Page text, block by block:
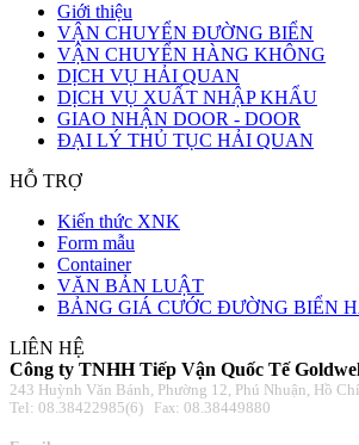
Giới thiệu
VẬN CHUYỂN ĐƯỜNG BIỂN
VẬN CHUYỂN HÀNG KHÔNG
DỊCH VỤ HẢI QUAN
DỊCH VỤ XUẤT NHẬP KHẨU
GIAO NHẬN DOOR - DOOR
ĐẠI LÝ THỦ TỤC HẢI QUAN
HỖ TRỢ
Kiến thức XNK
Form mẫu
Container
VĂN BẢN LUẬT
BẢNG GIÁ CƯỚC ĐƯỜNG BIỂN
LIÊN HỆ
Công ty TNHH Tiếp Vận Quốc Tế
243 Huỳnh Văn Bánh, Phường 12, Phú Nhuận, Hồ
Tel: 08.38422985(6)
Fax: 08.38449880